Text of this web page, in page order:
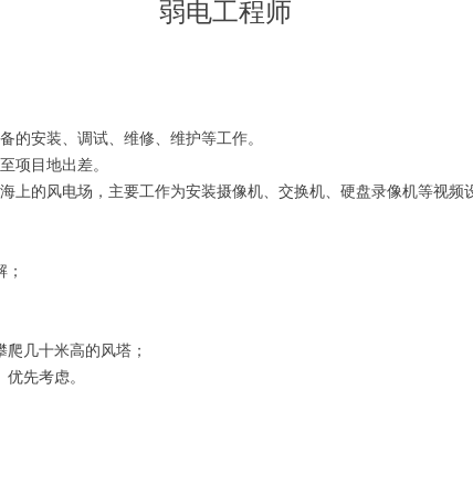
弱电工程师
的安装、调试、维修、维护等工作。
项目地出差。
上的风电场，主要工作为安装摄像机、交换机、硬盘录像机等视频
几十米高的风塔；
先考虑。